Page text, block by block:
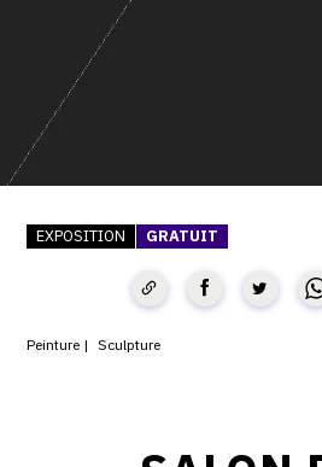
À PROPOS
CGU
EXPOSITION GRATUIT
Peinture Sculpture